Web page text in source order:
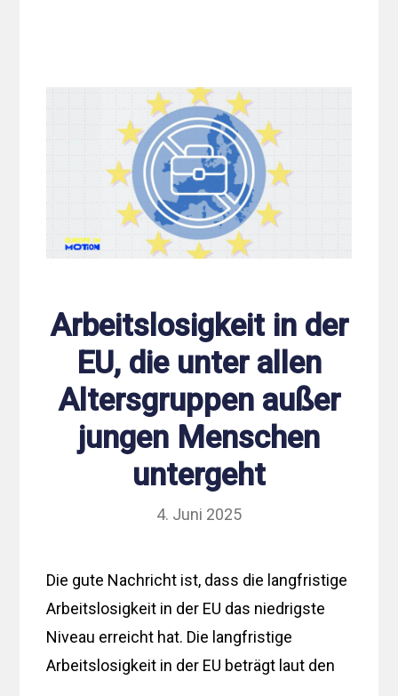
Arbeitslosigkeit in der
EU, die unter allen
Altersgruppen außer
jungen Menschen
untergeht
4. Juni 2025
Die gute Nachricht ist, dass die langfristige
Arbeitslosigkeit in der EU das niedrigste
Niveau erreicht hat. Die langfristige
Arbeitslosigkeit in der EU beträgt laut den